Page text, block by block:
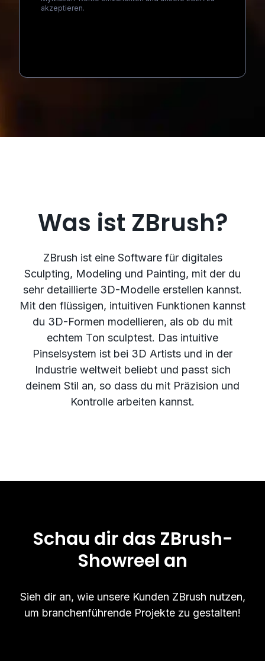
akzeptieren.
Was ist ZBrush?
ZBrush ist eine Software für digitales
Sculpting, Modeling und Painting, mit der du
sehr detaillierte 3D-Modelle erstellen kannst.
Mit den flüssigen, intuitiven Funktionen kannst
du 3D-Formen modellieren, als ob du mit
echtem Ton sculptest. Das intuitive
Pinselsystem ist bei 3D Artists und in der
Industrie weltweit beliebt und passt sich
deinem Stil an, so dass du mit Präzision und
Kontrolle arbeiten kannst.
Schau dir das ZBrush-
Showreel an
Sieh dir an, wie unsere Kunden ZBrush nutzen,
um branchenführende Projekte zu gestalten!